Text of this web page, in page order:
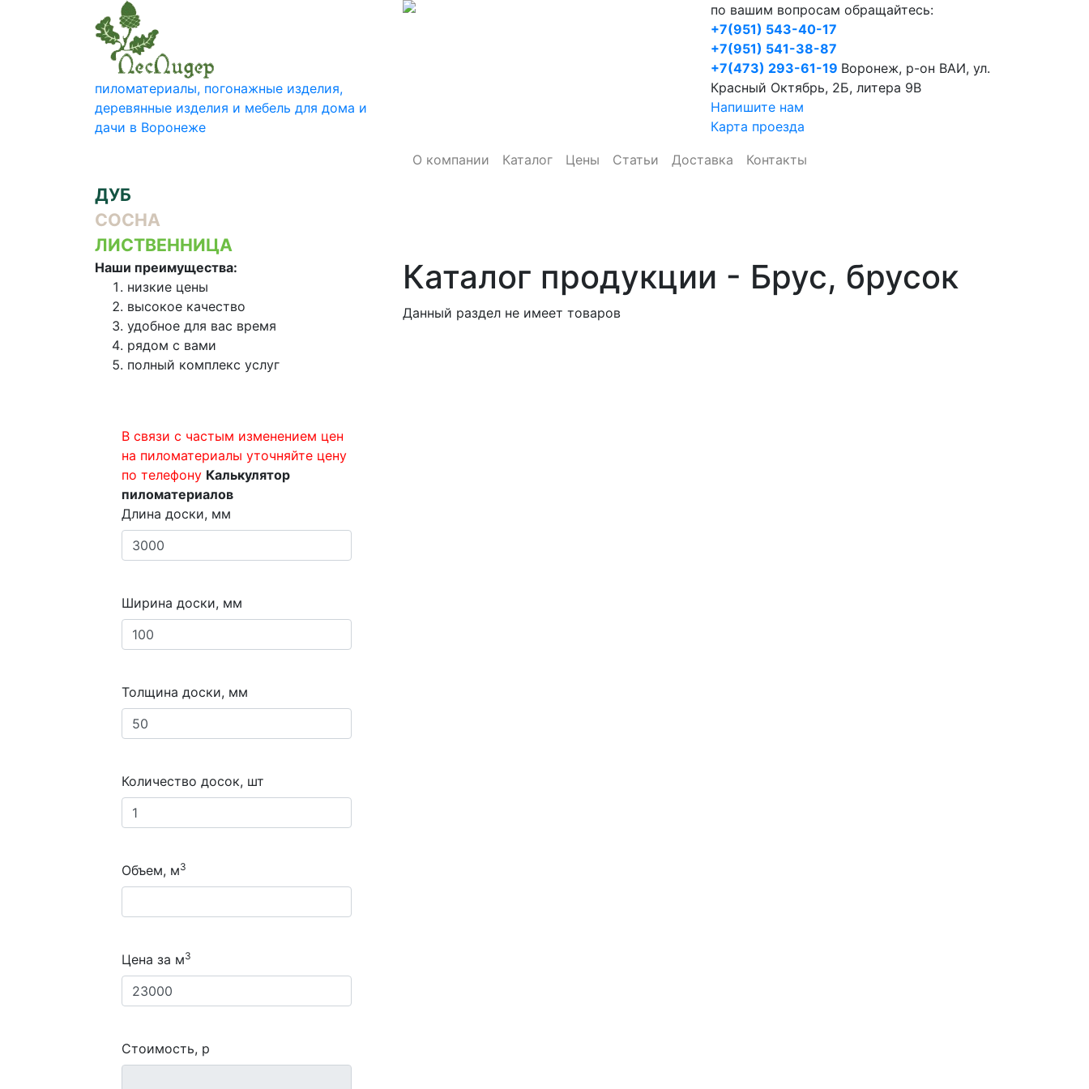
пиломатериалы, погонажные изделия,
деревянные изделия и мебель для дома и
дачи в Воронеже
по вашим вопросам обращайтесь:
+7(951) 543-40-17
+7(951) 541-38-87
+7(473) 293-61-19 Воронеж, р-он ВАИ, ул.
Красный Октябрь, 2Б, литера 9В
Напишите нам
Карта проезда
О компании Каталог Цены Статьи Доставка Контакты
ДУБ
СОСНА
ЛИСТВЕННИЦА
Наши преимущества:
низкие цены
высокое качество
удобное для вас время
рядом с вами
полный комплекс услуг
В связи с частым изменением цен
на пиломатериалы уточняйте цену
по телефону Калькулятор
пиломатериалов
Длина доски, мм
Ширина доски, мм
Толщина доски, мм
Количество досок, шт
Объем, м3
Цена за м3
Стоимость, р
Каталог продукции - Брус, брусок
Данный раздел не имеет товаров